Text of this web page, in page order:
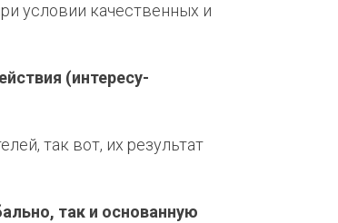
условии качественных и
(интересу-
так вот, их результат
так и основанную